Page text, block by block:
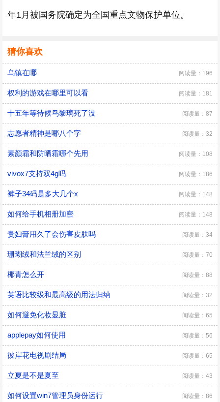
年1月被国务院确定为全国重点文物保护单位。
猜你喜欢
乌镇在哪 阅读量：196
权利的游戏在哪里可以看 阅读量：181
十五年等待候鸟黎璃死了没 阅读量：87
志愿者精神是哪八个字 阅读量：32
素颜霜和防晒霜哪个先用 阅读量：108
vivox7支持双4g吗 阅读量：186
裤子34码是多大几个x 阅读量：148
如何给手机相册加密 阅读量：148
贵妇膏用久了会伤害皮肤吗 阅读量：34
珊瑚绒和法兰绒的区别 阅读量：70
椰青怎么开 阅读量：88
英语比较级和最高级的用法归纳 阅读量：32
如何避免化妆显脏 阅读量：65
applepay如何使用 阅读量：56
彼岸花电视剧结局 阅读量：65
立夏是不是夏至 阅读量：43
如何设置win7管理员身份运行 阅读量：86